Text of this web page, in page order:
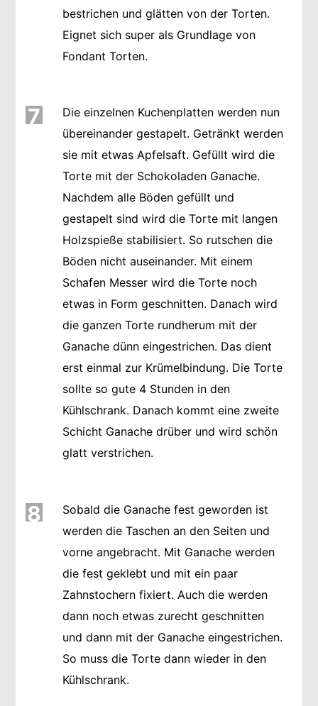
bestrichen und glätten von der Torten.
Eignet sich super als Grundlage von
Fondant Torten.
7
Die einzelnen Kuchenplatten werden nun
übereinander gestapelt. Getränkt werden
sie mit etwas Apfelsaft. Gefüllt wird die
Torte mit der Schokoladen Ganache.
Nachdem alle Böden gefüllt und
gestapelt sind wird die Torte mit langen
Holzspieße stabilisiert. So rutschen die
Böden nicht auseinander. Mit einem
Schafen Messer wird die Torte noch
etwas in Form geschnitten. Danach wird
die ganzen Torte rundherum mit der
Ganache dünn eingestrichen. Das dient
erst einmal zur Krümelbindung. Die Torte
sollte so gute 4 Stunden in den
Kühlschrank. Danach kommt eine zweite
Schicht Ganache drüber und wird schön
glatt verstrichen.
8
Sobald die Ganache fest geworden ist
werden die Taschen an den Seiten und
vorne angebracht. Mit Ganache werden
die fest geklebt und mit ein paar
Zahnstochern fixiert. Auch die werden
dann noch etwas zurecht geschnitten
und dann mit der Ganache eingestrichen.
So muss die Torte dann wieder in den
Kühlschrank.